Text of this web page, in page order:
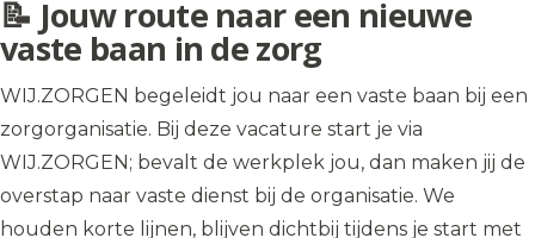
📝 Jouw route naar een nieuwe
vaste baan in de zorg
WIJ.ZORGEN begeleidt jou naar een vaste baan bij een
zorgorganisatie. Bij deze vacature start je via
WIJ.ZORGEN; bevalt de werkplek jou, dan maken jij de
overstap naar vaste dienst bij de organisatie. We
houden korte lijnen, blijven dichtbij tijdens je start met